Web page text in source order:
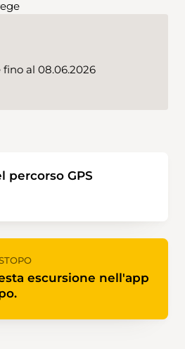
al 08.06.2026
percorso GPS
escursione nell'app